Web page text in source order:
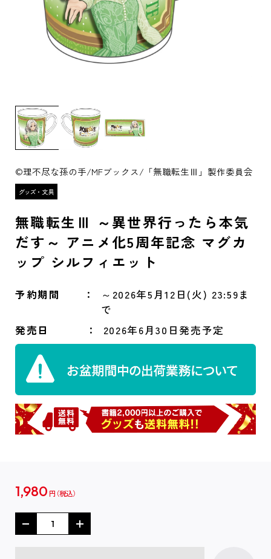
©理不尽な孫の手/MFブックス/「無職転生Ⅲ」製作委員会
無職転生Ⅲ ～異世界行ったら本気
だす～ アニメ化5周年記念 マグカ
ップ シルフィエット
予約期間
～2026年5月12日(火) 23:59ま
で
発売日
2026年6月30日発売予定
1,980 円